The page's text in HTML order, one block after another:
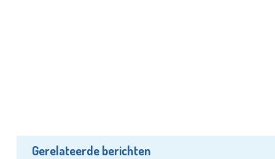
Gerelateerde berichten